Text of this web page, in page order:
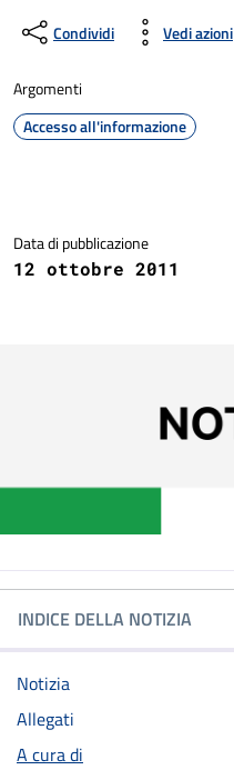
Condividi Vedi azioni
Argomenti
Accesso all'informazione
Data di pubblicazione
12 ottobre 2011
INDICE DELLA NOTIZIA
Notizia
Allegati
A cura di